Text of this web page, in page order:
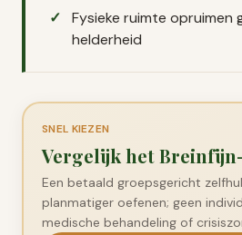
Fysieke ruimte opruimen
helderheid
SNEL KIEZEN
Vergelijk het
Een betaald groepsgericht
planmatiger oefenen; geen
medische behandeling of